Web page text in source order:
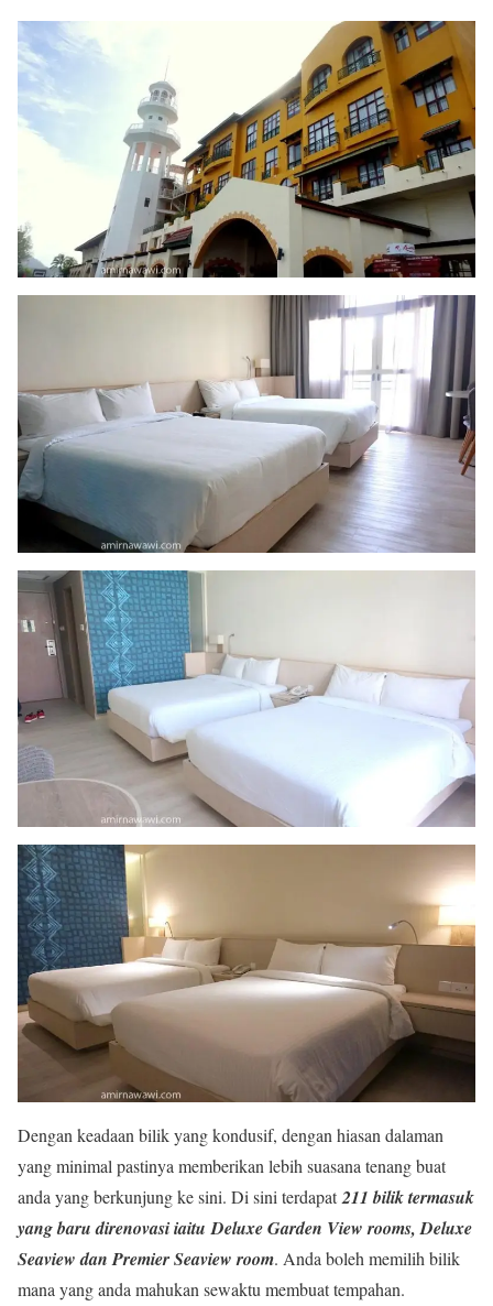
Dengan keadaan bilik yang kondusif, dengan hiasan dalaman
yang minimal pastinya memberikan lebih suasana tenang buat
anda yang berkunjung ke sini. Di sini terdapat211 bilik termasuk
yang baru direnovasi iaitu Deluxe Garden View rooms, Deluxe
Seaview dan Premier Seaview room. Anda boleh memilih bilik
mana yang anda mahukan sewaktu membuat tempahan.